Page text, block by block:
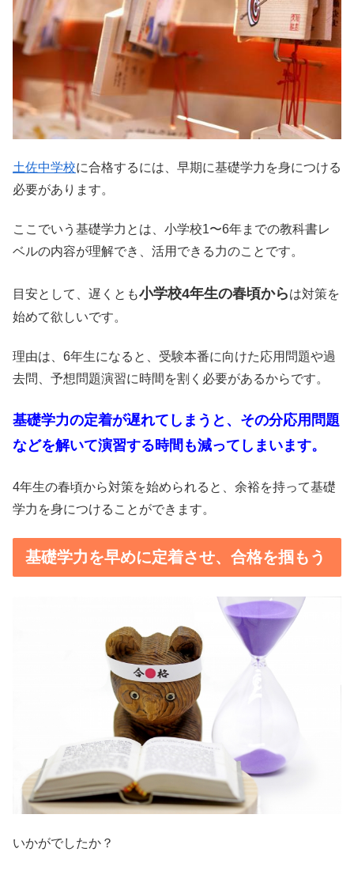
土佐中学校に合格するには、早期に基礎学力を身につける
必要があります。
ここでいう基礎学力とは、小学校1〜6年までの教科書レ
ベルの内容が理解でき、活用できる力のことです。
目安として、遅くとも小学校4年生の春頃からは対策を
始めて欲しいです。
理由は、6年生になると、受験本番に向けた応用問題や過
去問、予想問題演習に時間を割く必要があるからです。
基礎学力の定着が遅れてしまうと、 その分応用問題
などを解いて演習する時間も減ってしまいます。
4年生の春頃から対策を始められると、余裕を持って基礎
学力を身につけることができます。
基礎学力を早めに定着させ、合格を掴もう
いかがでしたか？